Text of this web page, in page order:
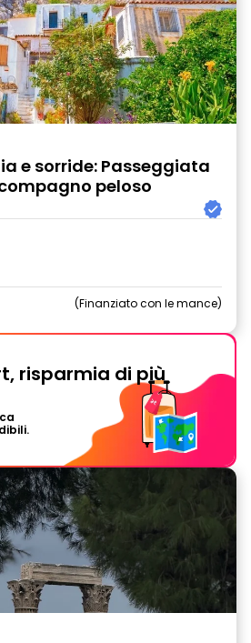
e sorride: Passeggiata
peloso
Finanziato con le mance
risparmia di più